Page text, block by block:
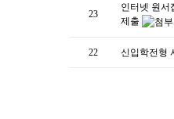
23
인터넷 원서
제출
22 신입학전형